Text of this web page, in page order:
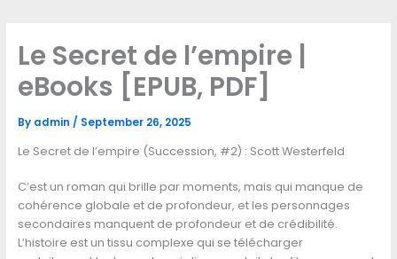
Le Secret de l’empire |
eBooks [EPUB, PDF]
By admin / September 26, 2025
Le Secret de l’empire (Succession, #2) : Scott Westerfeld
C’est un roman qui brille par moments, mais qui manque de
cohérence globale et de profondeur, et les personnages
secondaires manquent de profondeur et de crédibilité.
L’histoire est un tissu complexe qui se télécharger